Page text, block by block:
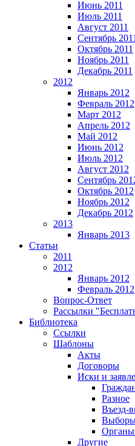
Июнь 2011
Июль 2011
Август 2011
Сентябрь 2011
Октябрь 2011
Ноябрь 2011
Декабрь 2011
2012
Январь 2012
Февраль 2012
Март 2012
Апрель 2012
Май 2012
Июнь 2012
Июль 2012
Август 2012
Сентябрь
Октябрь 2012
Ноябрь 2012
Декабрь 2012
2013
Январь 2013
Статьи
2011
2012
Январь 2012
Февраль 2012
Вопрос-Ответ
Рассылки
Библиотека
Ссылки
Шаблоны
Акты
Договоры
Иски и
Разное
Въезд-
Органы
Другие